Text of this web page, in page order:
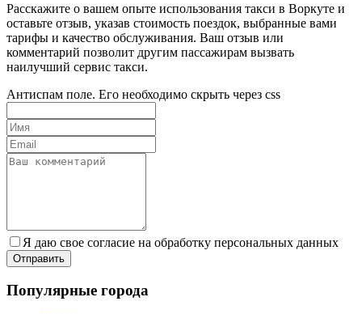
Расскажите о вашем опыте использования такси в Воркуте и
оставьте отзыв, указав стоимость поездок, выбранные вами
тарифы и качество обслуживания. Ваш отзыв или
комментарий позволит другим пассажирам вызвать
наилучший сервис такси.
Антиспам поле. Его необходимо скрыть через css
Я даю свое согласие на обработку персональных данных
Популярные города